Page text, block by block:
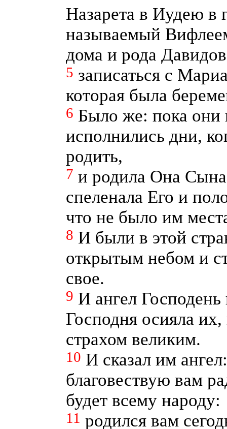
Назарета в Иудею в
называемый
дома и рода
5 записаться с
которая была
6 Было же: пока они
исполнились дни,
родить,
7 и родила Она
спеленала Его и
что не было им
8 И были в этой
открытым небом и
свое.
9 И ангел
Господня осияла
страхом великим.
10 И сказал им
благовествую вам
будет всему народу:
11 родился вам